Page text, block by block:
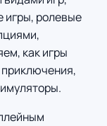
игры, ролевые
как игры